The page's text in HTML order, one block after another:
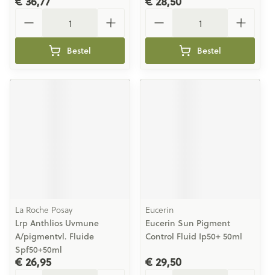
Bestel Bestel
La Roche Posay
Lrp Anthlios Uvmune
A/pigmentvl. Fluide
Spf50+50ml
€ 26,95
Eucerin
Eucerin Sun Pigment
Control Fluid Ip50+ 50ml
€ 29,50